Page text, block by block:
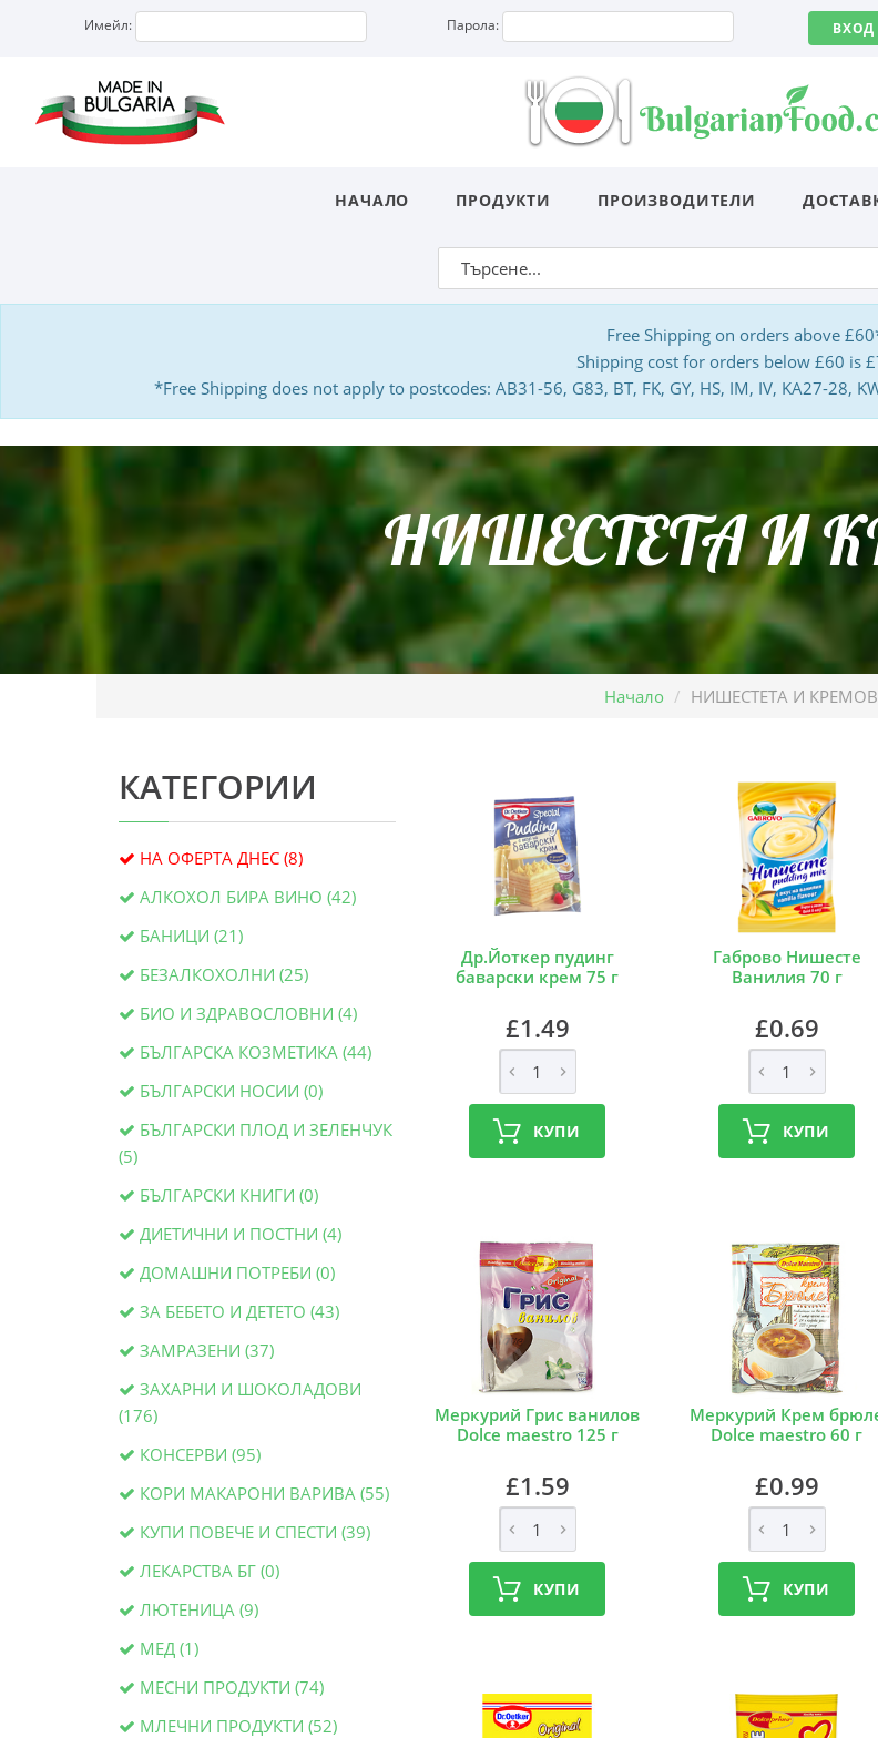
Имейл: Парола: ВХОД
НАЧАЛО ПРОДУКТИ ПРОИЗВОДИТЕЛИ
Free Shipping on orders above
Shipping cost for orders below £60 is
*Free Shipping does not apply to postcodes: AB31-56, G83, BT, FK, GY, HS, IM, IV, KA27-28,
НИШЕСТЕТА И
Начало НИШЕСТЕТА И
КАТЕГОРИИ
НА ОФЕРТА ДНЕС (8)
АЛКОХОЛ БИРА ВИНО (42)
БАНИЦИ (21)
БЕЗАЛКОХОЛНИ (25)
БИО И ЗДРАВОСЛОВНИ (4)
БЪЛГАРСКА КОЗМЕТИКА (44)
БЪЛГАРСКИ НОСИИ (0)
БЪЛГАРСКИ ПЛОД И ЗЕЛЕНЧУК
(5)
БЪЛГАРСКИ КНИГИ (0)
ДИЕТИЧНИ И ПОСТНИ (4)
ДОМАШНИ ПОТРЕБИ (0)
ЗА БЕБЕТО И ДЕТЕТО (43)
ЗАМРАЗЕНИ (37)
ЗАХАРНИ И ШОКОЛАДОВИ
(176)
КОНСЕРВИ (95)
КОРИ МАКАРОНИ ВАРИВА (55)
КУПИ ПОВЕЧЕ И СПЕСТИ (39)
ЛЕКАРСТВА БГ (0)
ЛЮТЕНИЦА (9)
МЕД (1)
МЕСНИ ПРОДУКТИ (74)
МЛЕЧНИ ПРОДУКТИ (52)
Др.Йоткер пудинг
баварски крем 75 г
£1.49
КУПИ
Габрово Нишесте
Ванилия 70 г
£0.69
КУПИ
Меркурий Грис ванилов
Dolce maestro 125 г
£1.59
КУПИ
Меркурий Крем
Dolce maestro 60 г
£0.99
КУПИ